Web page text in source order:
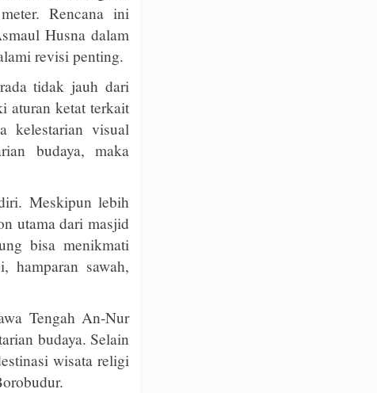
Rencana ini
Husna dalam
revisi penting.
tidak jauh dari
aturan ketat terkait
kelestarian visual
budaya, maka
Meskipun lebih
utama dari masjid
bisa menikmati
hamparan sawah,
Tengah An-Nur
budaya. Selain
wisata religi